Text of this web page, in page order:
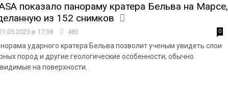
показало панораму кратера Бельва на Марсе,
из 152 снимков
в 17:38 483 0
ударного кратера Бельва позволит ученым увидеть слои
пород и другие геологические особенности, обычно
на поверхности.